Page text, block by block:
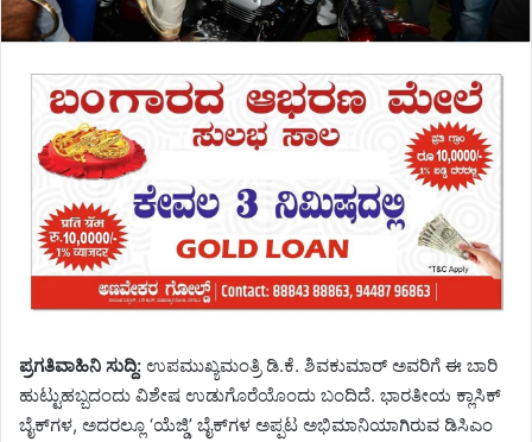
ಪ್ರಗತಿವಾಹಿನಿ ಸುದ್ದಿ: ಉಪಮುಖ್ಯಮಂತ್ರಿ ಡಿ.ಕೆ. ಶಿವಕುಮಾರ್ ಅವರಿಗೆ ಈ ಬಾರಿ
ಹುಟ್ಟುಹಬ್ಬದಂದು ವಿಶೇಷ ಉಡುಗೊರೆಯೊಂದು ಬಂದಿದೆ. ಭಾರತೀಯ ಕ್ಲಾಸಿಕ್
ಬೈಕ್‌ಗಳ, ಅದರಲ್ಲೂ ‘ಯೆಜ್ಡಿ’ ಬೈಕ್‌ಗಳ ಅಪ್ಪಟ ಅಭಿಮಾನಿಯಾಗಿರುವ ಡಿಸಿಎಂ